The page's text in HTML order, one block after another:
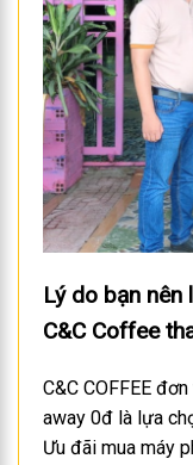
Lý do bạn
C&C Coffee
C&C COFFEE
away 0đ là lựa
Ưu đãi mua máy